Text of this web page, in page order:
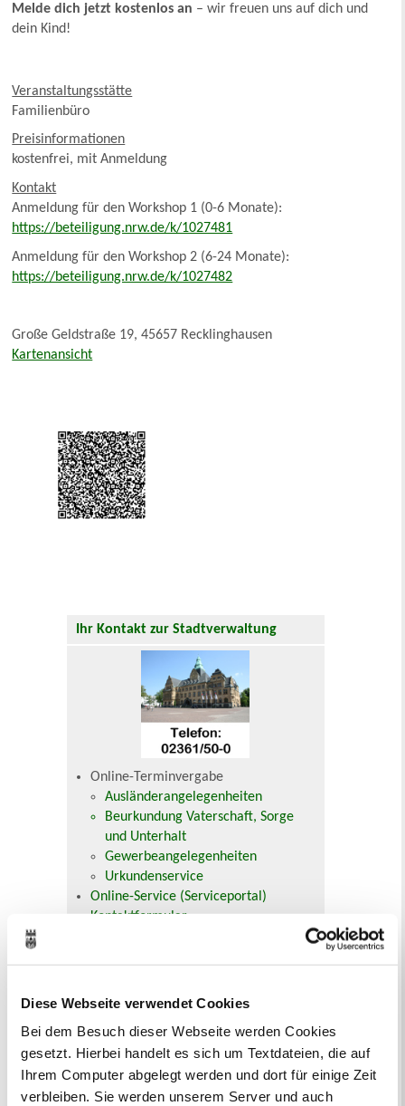
Diese Webseite verwendet Cookies
Bei dem Besuch dieser Webseite werden Cookies
gesetzt. Hierbei handelt es sich um Textdateien, die auf
Ihrem Computer abgelegt werden und dort für einige Zeit
verbleiben. Sie werden unserem Server und auch
Melde dich jetzt kostenlos an – wir freuen uns auf dich und
dein Kind!
Veranstaltungsstätte
Familienbüro
Preisinformationen
kostenfrei, mit Anmeldung
Kontakt
Anmeldung für den Workshop 1 (0-6 Monate):
https://beteiligung.nrw.de/k/1027481
Anmeldung für den Workshop 2 (6-24 Monate):
https://beteiligung.nrw.de/k/1027482
Große Geldstraße 19, 45657 Recklinghausen
Kartenansicht
Ihr Kontakt zur Stadtverwaltung
Online-Terminvergabe
Ausländerangelegenheiten
Beurkundung Vaterschaft, Sorge
und Unterhalt
Gewerbeangelegenheiten
Urkundenservice
Online-Service (Serviceportal)
Kontaktformular
Ausweisstatus
Bitte Inhalt eingeben